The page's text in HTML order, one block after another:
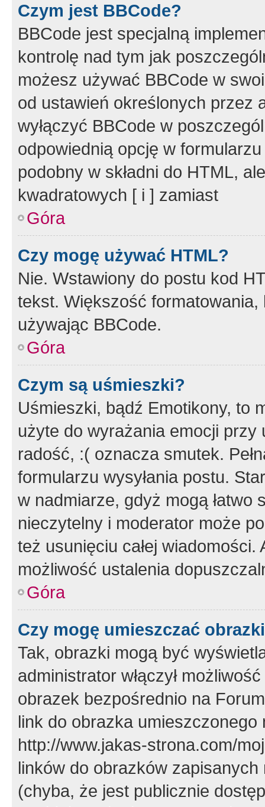
Czym jest BBCode?
BBCode jest specjalną
kontrolę nad tym jak
możesz używać BBCode w
od ustawień określonych przez
wyłączyć BBCode w
odpowiednią opcję w
podobny w składni do HTML,
kwadratowych [ i ] zamiast
Góra
Czy mogę używać HTML?
Nie. Wstawiony do postu kod
tekst. Większość
używając BBCode.
Góra
Czym są uśmieszki?
Uśmieszki, bądź Emotikony, to
użyte do wyrażania emocji
radość, :( oznacza smutek.
formularzu wysyłania postu.
w nadmiarze, gdyż mogą
nieczytelny i moderator może
też usunięciu całej
możliwość ustalenia
Góra
Czy mogę umieszczać
Tak, obrazki mogą być
administrator włączył
obrazek bezpośrednio na
link do obrazka
http://www.jakas-strona.com/
linków do obrazków
(chyba, że jest publicznie